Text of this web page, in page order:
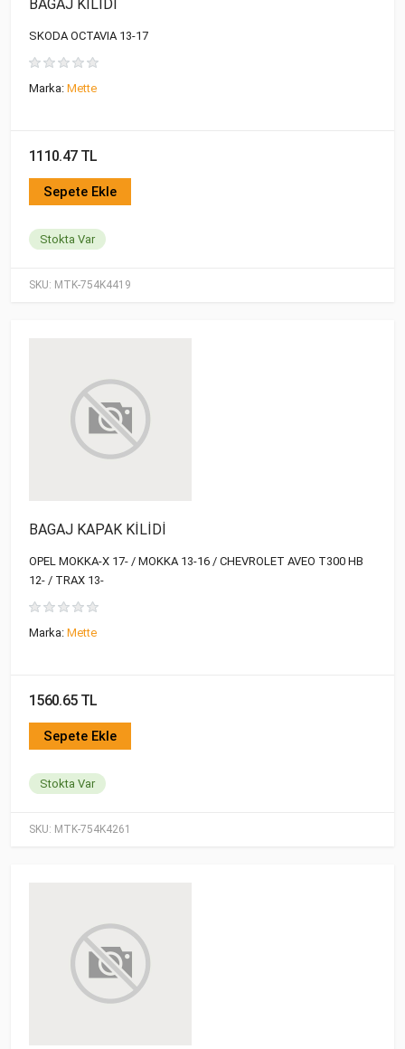
SKU: MTK-754K4419
BAGAJ KİLİDİ
SKODA OCTAVIA 13-17
Marka: Mette
1110.47 TL
Sepete Ekle
Stokta Var
SKU: MTK-754K4261
BAGAJ KAPAK KİLİDİ
OPEL MOKKA-X 17- / MOKKA 13-16 / CHEVROLET AVEO T300 HB
12- / TRAX 13-
Marka: Mette
1560.65 TL
Sepete Ekle
Stokta Var